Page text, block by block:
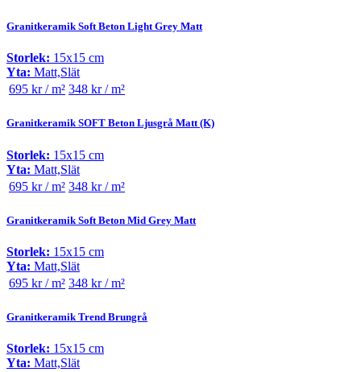
Granitkeramik Soft Beton Light Grey Matt
Storlek: 15x15 cm
Yta: Matt,Slät
695 kr / m² 348 kr / m²
Granitkeramik SOFT Beton Ljusgrå Matt (K)
Storlek: 15x15 cm
Yta: Matt,Slät
695 kr / m² 348 kr / m²
Granitkeramik Soft Beton Mid Grey Matt
Storlek: 15x15 cm
Yta: Matt,Slät
695 kr / m² 348 kr / m²
Granitkeramik Trend Brungrå
Storlek: 15x15 cm
Yta: Matt,Slät